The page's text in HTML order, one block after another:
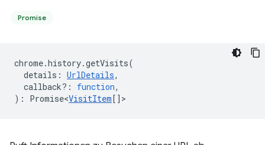
Promise
chrome.history.getVisits(
details : UrlDetails,
callback? : function,
) : Promise<VisitItem[] >